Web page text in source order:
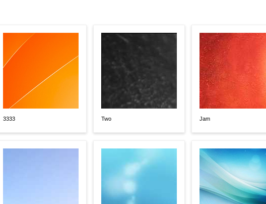
3333 Two Jam